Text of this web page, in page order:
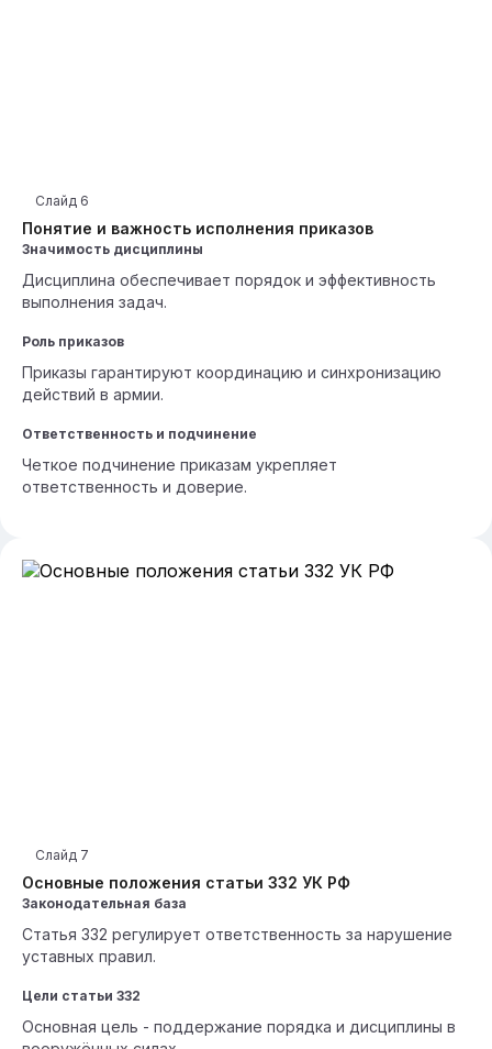
Понятие и важность исполнения приказов
Слайд 6
Значимость дисциплины
Дисциплина обеспечивает порядок и эффективность
выполнения задач.
Роль приказов
Приказы гарантируют координацию и синхронизацию
действий в армии.
Ответственность и подчинение
Четкое подчинение приказам укрепляет
ответственность и доверие.
Основные положения статьи 332 УК РФ
Слайд 7
Законодательная база
Статья 332 регулирует ответственность за нарушение
уставных правил.
Цели статьи 332
Основная цель - поддержание порядка и дисциплины в